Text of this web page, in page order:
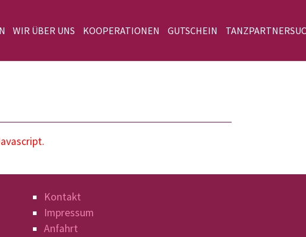
WIR ÜBER UNS KOOPERATIONEN GUTSCHEIN
Kontakt
Impressum
Anfahrt